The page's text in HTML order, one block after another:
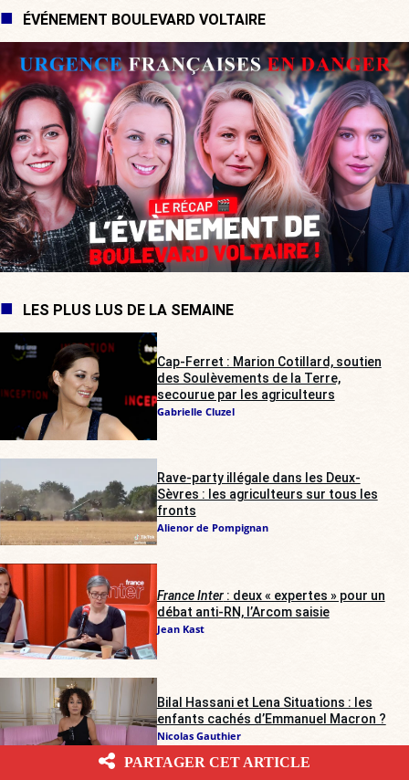
ÉVÉNEMENT BOULEVARD VOLTAIRE
LES PLUS LUS DE LA SEMAINE
Cap-Ferret : Marion Cotillard, soutien
des Soulèvements de la Terre,
secourue par les agriculteurs
Gabrielle Cluzel
Rave-party illégale dans les Deux-
Sèvres : les agriculteurs sur tous les
fronts
Alienor de Pompignan
France Inter: deux « expertes » pour un
débat anti-RN, l’Arcom saisie
Jean Kast
Bilal Hassani et Lena Situations : les
enfants cachés d’Emmanuel Macron ?
Nicolas Gauthier
PARTAGER CET ARTICLE